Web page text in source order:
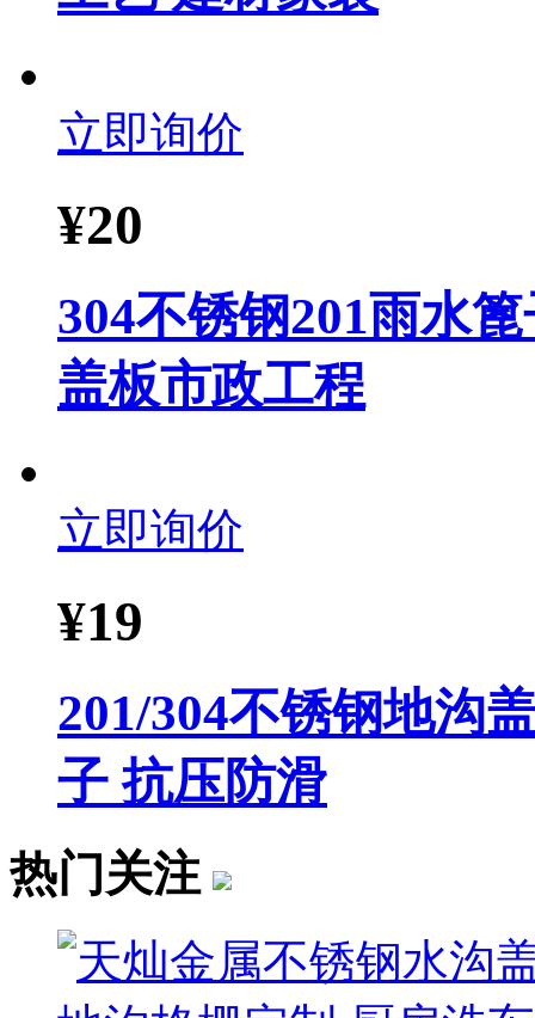
立即询价
¥20
304不锈钢201雨水
盖板市政工程
立即询价
¥19
201/304不锈钢地沟
子 抗压防滑
热门关注